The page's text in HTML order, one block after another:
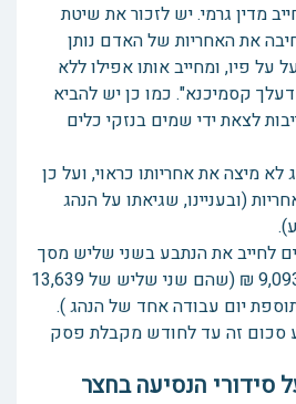
מדין גרמי. יש לזכור את שיטת
את האחריות של האדם נותן
על פיו, ומחייב אותו אפילו ללא
קסמיכנא". כמו כן יש להביא
לצאת ידי שמים בנזקי כלים
מיצה את אחריותו כראוי, ועל כן
(ובעניינו, שגיאתו על הנהג
לחייב את הנתבע בשני שליש מסך
תיקון הנזק. כלומר בסך 9,093 ₪ (שהם שני שליש של 13,639
יום עבודה אחד של הנהג ).
סכום זה עד לחודש מקבלת פסק
סידורי הנסיעה בחצר